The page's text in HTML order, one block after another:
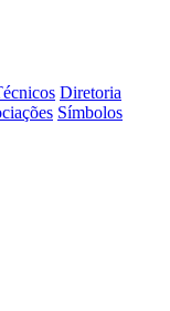
Diretoria
Símbolos